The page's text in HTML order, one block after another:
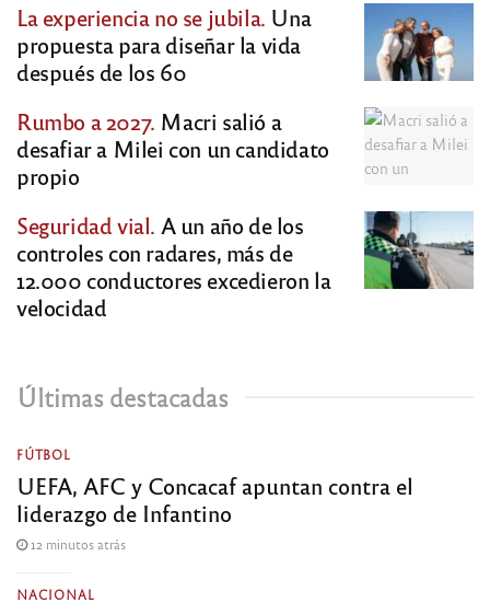
La experiencia no se jubila. Una
propuesta para diseñar la vida
después de los 60
Rumbo a 2027. Macri salió a
desafiar a Milei con un candidato
propio
Seguridad vial. A un año de los
controles con radares, más de
12.000 conductores excedieron la
velocidad
Últimas destacadas
FÚTBOL
UEFA, AFC y Concacaf apuntan contra el
liderazgo de Infantino
12 minutos atrás
NACIONAL